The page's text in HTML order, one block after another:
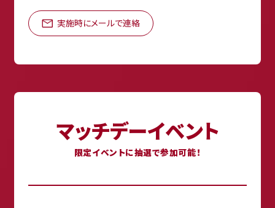
実施時にメールで連絡
マッチデーイベント
限定イベントに抽選で参加可能！